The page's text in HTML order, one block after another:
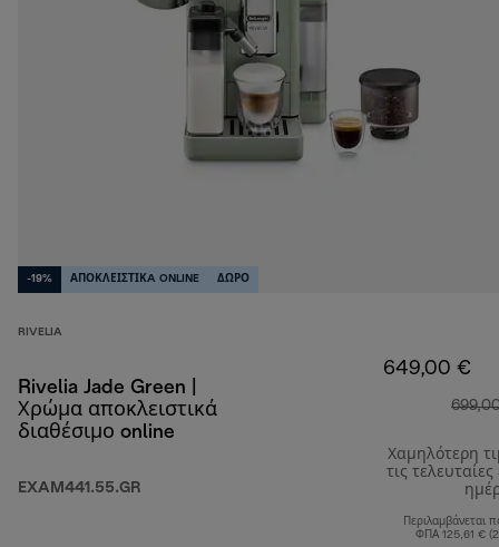
-19% ΑΠΟΚΛΕΙΣΤΙΚA ONLINE ΔΩΡΟ
RIVELIA
Rivelia Jade Green |
Χρώμα αποκλειστικά
διαθέσιμο online
EXAM441.55.GR
649,00 €
Χαμηλότερη
τις τελευταίες
Περιλαμβάνεται
ΦΠΑ 125,61 €